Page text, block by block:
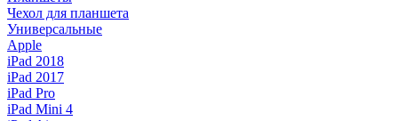
Чехол для планшета
Универсальные
Apple
iPad 2018
iPad 2017
iPad Pro
iPad Mini 4